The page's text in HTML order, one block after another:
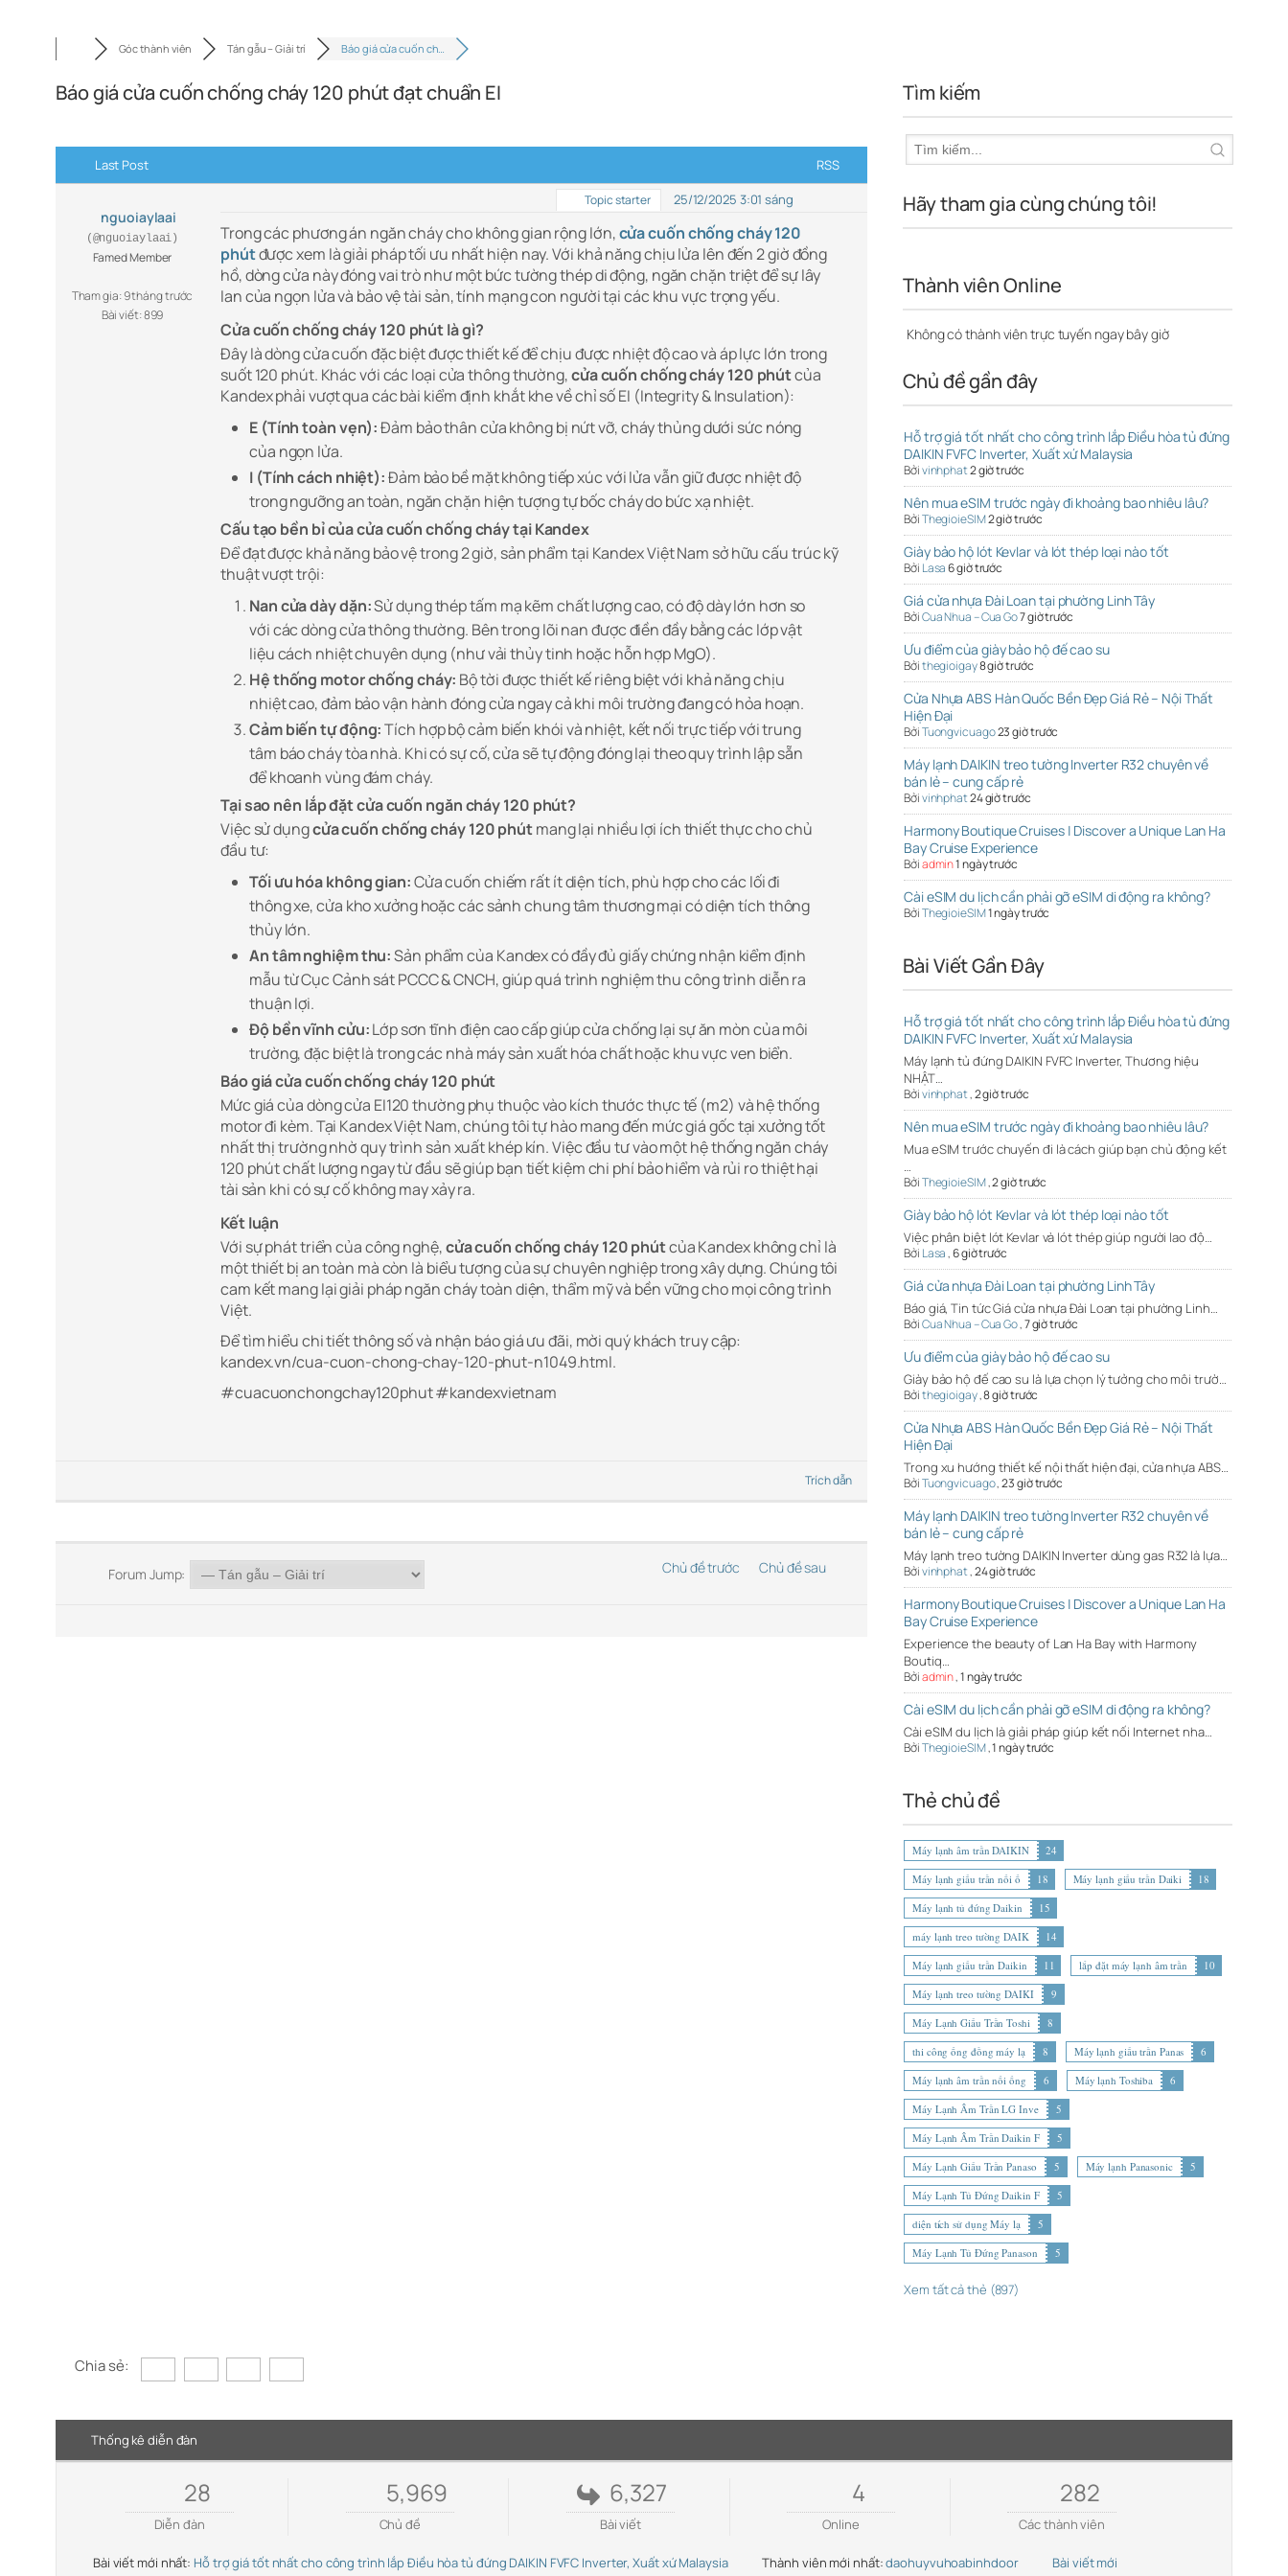
Góc thành viên Tán gẫu – Giải trí Báo giá cửa cuốn ch…
Báo giá cửa cuốn chống cháy 120 phút đạt chuẩn EI
Last Post RSS
nguoiaylaai
(@nguoiaylaai)
Famed Member
Tham gia: 9 tháng trước
Bài viết: 899
Topic starter 25/12/2025 3:01 sáng
Trong các phương án ngăn cháy cho không gian rộng lớn,cửa cuốn chống cháy 120
phútđược xem là giải pháp tối ưu nhất hiện nay. Với khả năng chịu lửa lên đến 2 giờ đồng
hồ, dòng cửa này đóng vai trò như một bức tường thép di động, ngăn chặn triệt để sự lây
lan của ngọn lửa và bảo vệ tài sản, tính mạng con người tại các khu vực trọng yếu.
Cửa cuốn chống cháy 120 phút là gì?
Đây là dòng cửa cuốn đặc biệt được thiết kế để chịu được nhiệt độ cao và áp lực lớn trong
suốt 120 phút. Khác với các loại cửa thông thường,cửa cuốn chống cháy 120 phútcủa
Kandex phải vượt qua các bài kiểm định khắt khe về chỉ số EI (Integrity & Insulation):
E (Tính toàn vẹn):Đảm bảo thân cửa không bị nứt vỡ, cháy thủng dưới sức nóng
của ngọn lửa.
I (Tính cách nhiệt):Đảm bảo bề mặt không tiếp xúc với lửa vẫn giữ được nhiệt độ
trong ngưỡng an toàn, ngăn chặn hiện tượng tự bốc cháy do bức xạ nhiệt.
Cấu tạo bền bỉ của cửa cuốn chống cháy tại Kandex
Để đạt được khả năng bảo vệ trong 2 giờ, sản phẩm tại Kandex Việt Nam sở hữu cấu trúc kỹ
thuật vượt trội:
Nan cửa dày dặn:Sử dụng thép tấm mạ kẽm chất lượng cao, có độ dày lớn hơn so
với các dòng cửa thông thường. Bên trong lõi nan được điền đầy bằng các lớp vật
liệu cách nhiệt chuyên dụng (như vải thủy tinh hoặc hỗn hợp MgO).
Hệ thống motor chống cháy: Bộ tời được thiết kế riêng biệt với khả năng chịu
nhiệt cao, đảm bảo vận hành đóng cửa ngay cả khi môi trường đang có hỏa hoạn.
Cảm biến tự động:Tích hợp bộ cảm biến khói và nhiệt, kết nối trực tiếp với trung
tâm báo cháy tòa nhà. Khi có sự cố, cửa sẽ tự động đóng lại theo quy trình lập sẵn
để khoanh vùng đám cháy.
Tại sao nên lắp đặt cửa cuốn ngăn cháy 120 phút?
Việc sử dụngcửa cuốn chống cháy 120 phútmang lại nhiều lợi ích thiết thực cho chủ
đầu tư:
Tối ưu hóa không gian:Cửa cuốn chiếm rất ít diện tích, phù hợp cho các lối đi
thông xe, cửa kho xưởng hoặc các sảnh chung tâm thương mại có diện tích thông
thủy lớn.
An tâm nghiệm thu:Sản phẩm của Kandex có đầy đủ giấy chứng nhận kiểm định
mẫu từ Cục Cảnh sát PCCC & CNCH, giúp quá trình nghiệm thu công trình diễn ra
thuận lợi.
Độ bền vĩnh cửu:Lớp sơn tĩnh điện cao cấp giúp cửa chống lại sự ăn mòn của môi
trường, đặc biệt là trong các nhà máy sản xuất hóa chất hoặc khu vực ven biển.
Báo giá cửa cuốn chống cháy 120 phút
Mức giá của dòng cửa EI120 thường phụ thuộc vào kích thước thực tế (m2) và hệ thống
motor đi kèm. Tại Kandex Việt Nam, chúng tôi tự hào mang đến mức giá gốc tại xưởng tốt
nhất thị trường nhờ quy trình sản xuất khép kín. Việc đầu tư vào một hệ thống ngăn cháy
120 phút chất lượng ngay từ đầu sẽ giúp bạn tiết kiệm chi phí bảo hiểm và rủi ro thiệt hại
tài sản khi có sự cố không may xảy ra.
Kết luận
Với sự phát triển của công nghệ,cửa cuốn chống cháy 120 phútcủa Kandex không chỉ là
một thiết bị an toàn mà còn là biểu tượng của sự chuyên nghiệp trong xây dựng. Chúng tôi
cam kết mang lại giải pháp ngăn cháy toàn diện, thẩm mỹ và bền vững cho mọi công trình
Việt.
Để tìm hiểu chi tiết thông số và nhận báo giá ưu đãi, mời quý khách truy cập:
kandex.vn/cua-cuon-chong-chay-120-phut-n1049.html.
#cuacuonchongchay120phut #kandexvietnam
Trích dẫn
Forum Jump: Chủ đề trước Chủ đề sau
Tìm kiếm
Hãy tham gia cùng chúng tôi!
Thành viên Online
Không có thành viên trực tuyến ngay bây giờ
Chủ đề gần đây
Hỗ trợ giá tốt nhất cho công trình lắp Điều hòa tủ đứng
DAIKIN FVFC Inverter, Xuất xứ Malaysia
Bởivinhphat2 giờ trước
Nên mua eSIM trước ngày đi khoảng bao nhiêu lâu?
BởiThegioieSIM2 giờ trước
Giày bảo hộ lót Kevlar và lót thép loại nào tốt
Bởi Lasa6 giờ trước
Giá cửa nhựa Đài Loan tại phường Linh Tây
BởiCua Nhua – Cua Go7 giờ trước
Ưu điểm của giày bảo hộ đế cao su
Bởithegioigay8 giờ trước
Cửa Nhựa ABS Hàn Quốc Bền Đẹp Giá Rẻ – Nội Thất
Hiện Đại
BởiTuongvicuago23 giờ trước
Máy lạnh DAIKIN treo tường Inverter R32 chuyên về
bán lẻ – cung cấp rẻ
Bởivinhphat24 giờ trước
Harmony Boutique Cruises | Discover a Unique Lan Ha
Bay Cruise Experience
Bởiadmin1 ngày trước
Cài eSIM du lịch cần phải gỡ eSIM di động ra không?
BởiThegioieSIM1 ngày trước
Bài Viết Gần Đây
Hỗ trợ giá tốt nhất cho công trình lắp Điều hòa tủ đứng
DAIKIN FVFC Inverter, Xuất xứ Malaysia
Máy lạnh tủ đứng DAIKIN FVFC Inverter, Thương hiệu
NHẬT…
Bởivinhphat,2 giờ trước
Nên mua eSIM trước ngày đi khoảng bao nhiêu lâu?
Mua eSIM trước chuyến đi là cách giúp bạn chủ động kết
…
BởiThegioieSIM,2 giờ trước
Giày bảo hộ lót Kevlar và lót thép loại nào tốt
Việc phân biệt lót Kevlar và lót thép giúp người lao độ…
Bởi Lasa,6 giờ trước
Giá cửa nhựa Đài Loan tại phường Linh Tây
Báo giá, Tin tức Giá cửa nhựa Đài Loan tại phường Linh…
BởiCua Nhua – Cua Go,7 giờ trước
Ưu điểm của giày bảo hộ đế cao su
Giày bảo hộ đế cao su là lựa chọn lý tưởng cho môi trườ…
Bởithegioigay,8 giờ trước
Cửa Nhựa ABS Hàn Quốc Bền Đẹp Giá Rẻ – Nội Thất
Hiện Đại
Trong xu hướng thiết kế nội thất hiện đại, cửa nhựa ABS…
BởiTuongvicuago,23 giờ trước
Máy lạnh DAIKIN treo tường Inverter R32 chuyên về
bán lẻ – cung cấp rẻ
Máy lạnh treo tường DAIKIN Inverter dùng gas R32 là lựa…
Bởivinhphat,24 giờ trước
Harmony Boutique Cruises | Discover a Unique Lan Ha
Bay Cruise Experience
Experience the beauty of Lan Ha Bay with Harmony
Boutiq…
Bởiadmin,1 ngày trước
Cài eSIM du lịch cần phải gỡ eSIM di động ra không?
Cài eSIM du lịch là giải pháp giúp kết nối Internet nha…
BởiThegioieSIM,1 ngày trước
Thẻ chủ đề
Máy lạnh âm trần DAIKIN
24
Máy lạnh giấu trần nối ố
18 Máy lạnh giấu trần Daiki
18
Máy lạnh tủ đứng Daikin
15
máy lạnh treo tường DAIK
14
Máy lạnh giấu trần Daikin
11 lắp đặt máy lạnh âm trần
10
Máy lạnh treo tường DAIKI
9
Máy Lạnh Giấu Trần Toshi
8
thi công ống đồng máy lạ
8 Máy lạnh giấu trần Panas
6
Máy lạnh âm trần nối ống
6 Máy lạnh Toshiba
6
Máy Lạnh Âm Trần LG Inve
5
Máy Lạnh Âm Trần Daikin F
5
Máy Lạnh Giấu Trần Panaso
5 Máy lạnh Panasonic
5
Máy Lạnh Tủ Đứng Daikin F
5
diện tích sử dụng Máy lạ
5
Máy Lạnh Tủ Đứng Panason
5
Xem tất cả thẻ (897)
Chia sẻ:
Thống kê diễn đàn
28
Diễn đàn
5,969
Chủ đề
6,327
Bài viết
4
Online
282
Các thành viên
Bài viết mới nhất: Hỗ trợ giá tốt nhất cho công trình lắp Điều hòa tủ đứng DAIKIN FVFC Inverter, Xuất xứ Malaysia Thành viên mới nhất:daohuyvuhoabinhdoor
Bài viết mới